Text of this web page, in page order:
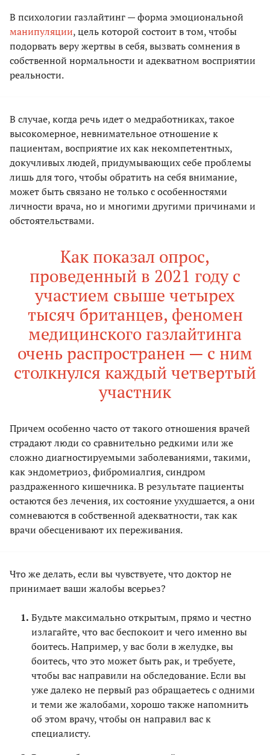
В психологии газлайтинг — форма эмоциональной
манипуляции, цель которой состоит в том, чтобы
подорвать веру жертвы в себя, вызвать сомнения в
собственной нормальности и адекватном восприятии
реальности.
В случае, когда речь идет о медработниках, такое
высокомерное, невнимательное отношение к
пациентам, восприятие их как некомпетентных,
докучливых людей, придумывающих себе проблемы
лишь для того, чтобы обратить на себя внимание,
может быть связано не только с особенностями
личности врача, но и многими другими причинами и
обстоятельствами.
Как показал опрос,
проведенный в 2021 году с
участием свыше четырех
тысяч британцев, феномен
медицинского газлайтинга
очень распространен — с ним
столкнулся каждый четвертый
участник
Причем особенно часто от такого отношения врачей
страдают люди со сравнительно редкими или же
сложно диагностируемыми заболеваниями, такими,
как эндометриоз, фибромиалгия, синдром
раздраженного кишечника. В результате пациенты
остаются без лечения, их состояние ухудшается, а они
сомневаются в собственной адекватности, так как
врачи обесценивают их переживания.
Что же делать, если вы чувствуете, что доктор не
принимает ваши жалобы всерьез?
Будьте максимально открытым, прямо и честно
излагайте, что вас беспокоит и чего именно вы
боитесь. Например, у вас боли в желудке, вы
боитесь, что это может быть рак, и требуете,
чтобы вас направили на обследование. Если вы
уже далеко не первый раз обращаетесь с одними
и теми же жалобами, хорошо также напомнить
об этом врачу, чтобы он направил вас к
специалисту.